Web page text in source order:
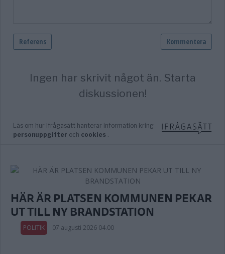
HÄR ÄR PLATSEN KOMMUNEN PEKAR
UT TILL NY BRANDSTATION
POLITIK 07 augusti 2026 04.00